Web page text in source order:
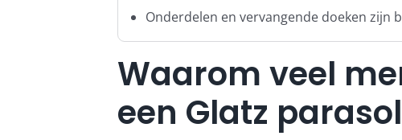
Onderdelen en vervangende doeken zijn
Waarom veel
een Glatz parasol